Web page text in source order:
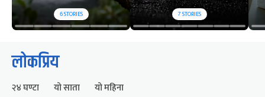
6STORIES 7STORIES
लोकप्रिय
२४ घण्टा यो साता यो महिना